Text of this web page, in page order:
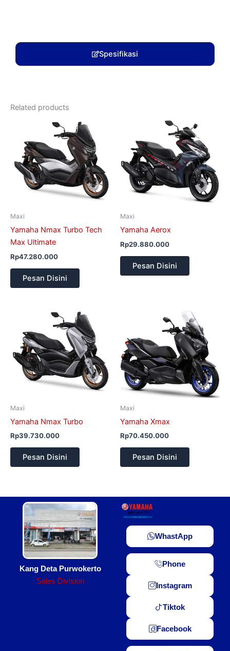
Spesifikasi
Related products
Maxi
Yamaha Nmax Turbo Tech
Max Ultimate
Rp47.280.000
Pesan Disini
Maxi
Yamaha Aerox
Rp29.880.000
Pesan Disini
Maxi
Yamaha Nmax Turbo
Rp39.730.000
Pesan Disini
Maxi
Yamaha Xmax
Rp70.450.000
Pesan Disini
Kang Deta Purwokerto
Sales Division
WhastApp
Phone
Instagram
Tiktok
Facebook